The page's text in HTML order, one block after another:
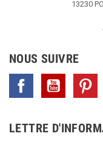
13230
NOUS SUIVRE
Facebook YouTube
LETTRE